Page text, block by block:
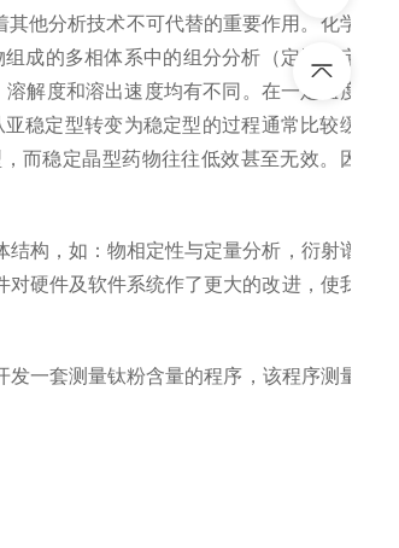
他分析技术不可代替的重要作用。化学
成的多相体系中的组分分析（定性或定
解度和溶出速度均有不同。在一定温度
稳定型转变为稳定型的过程通常比较缓
而稳定晶型药物往往低效甚至无效。因
构，如：物相定性与定量分析，衍射谱
硬件及软件系统作了更大的改进，使我
一套测量钛粉含量的程序，该程序测量